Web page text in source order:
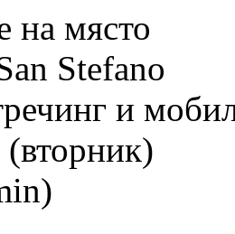
на място
Stefano
и